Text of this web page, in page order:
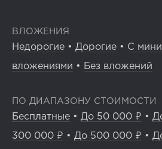
ВЛОЖЕНИЯ
Недорогие • Дорогие • С
вложениями • Без вложений
ПО ДИАПАЗОНУ СТОИМОСТИ
Бесплатные • До 50 000 ₽ •
300 000 ₽ • До 500 000 ₽ •